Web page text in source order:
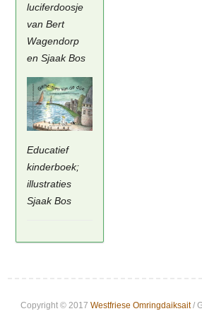
luciferdoosje
van Bert
Wagendorp
en Sjaak Bos
Educatief
kinderboek;
illustraties
Sjaak Bos
Copyright © 2017 Westfriese Omringdaiksait/